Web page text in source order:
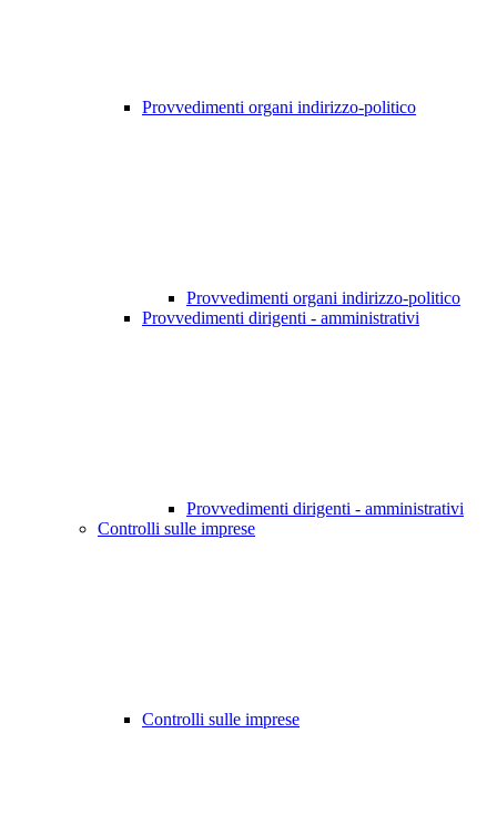
Provvedimenti organi indirizzo-politico
Provvedimenti organi indirizzo-politico
Provvedimenti dirigenti - amministrativi
Provvedimenti dirigenti - amministrativi
Controlli sulle imprese
Controlli sulle imprese